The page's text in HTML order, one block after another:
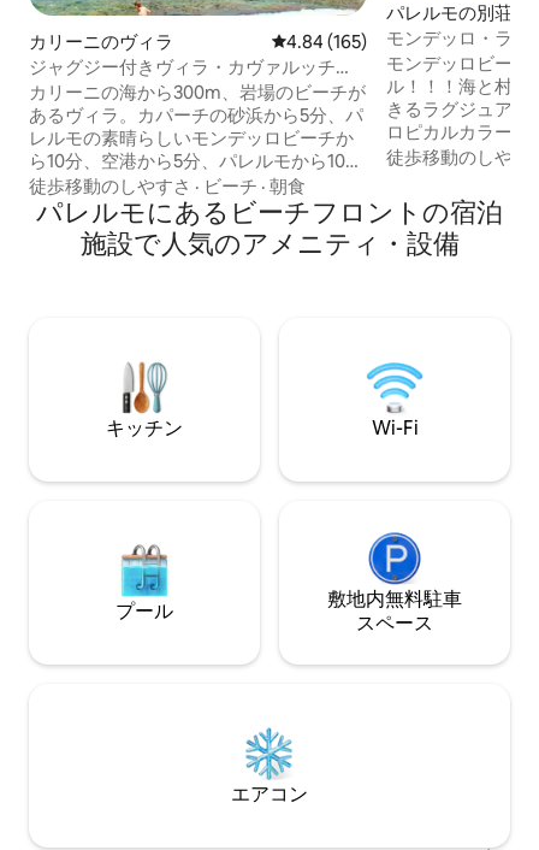
カリーニのヴィラ レビュー165件、5つ星中4.84つ
4.84 (165)
ジャグジー付きヴィラ・カヴァルッチ
ョ・マリーノ
カリーニの海から300m、岩場のビーチが
あるヴィラ。カパーチの砂浜から5分、パ
レルモの素晴らしいモンデッロビーチか
ら10分、空港から5分、パレルモから10
分。客室にはエアコンとバルコニーが付
いています。木の生い茂る庭園が350m広
がります。バスルームは3つあり、1つ目
はバスタブ付き、2つ目はシャワー付き、
が備えられています。無料の専用駐車場
があります。 Wi-Fi：可 バーベキュー：
可 ペット：可
徒歩移動のしやすさ · ビーチ · 朝食
パレルモの別荘
モンデッロ・ラグ
メント
モンデッロビーチ
ル！！！海と村の
きるラグジュアリ
ロピカルカラー
を過ごすためのア
り、便利です。
外の駐車場は無料
00から20: 00ま
のすぐ下にあるプ
す。
徒歩移動のしやす
パレルモにあるビーチフロントの宿泊
施設で人気のアメニティ・設備
キッチン Wi-Fi
プール
敷地内無料駐⁠車
ス⁠ペ⁠ー⁠ス
エアコン